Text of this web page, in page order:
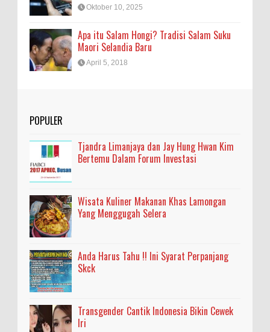
Oktober 10, 2025
Apa itu Salam Hongi? Tradisi Salam Suku
Maori Selandia Baru
April 5, 2018
POPULER
Tjandra Limanjaya dan Jay Hung Hwan Kim
Bertemu Dalam Forum Investasi
Wisata Kuliner Makanan Khas Lamongan
Yang Menggugah Selera
Anda Harus Tahu !! Ini Syarat Perpanjang
Skck
Transgender Cantik Indonesia Bikin Cewek
Iri